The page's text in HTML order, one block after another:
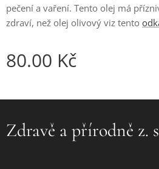
pečení a vaření. Tento olej má
zdraví, než olej olivový viz tento
80.00 Kč
Zdravě a přírodně z.